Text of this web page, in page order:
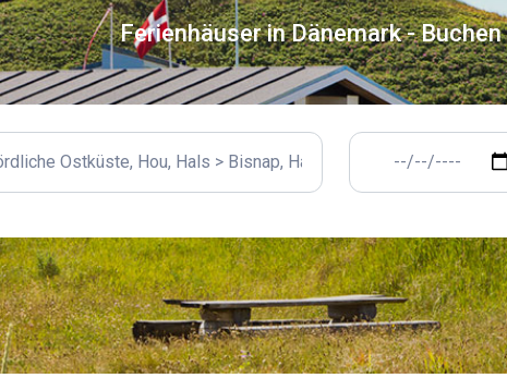
Ferienhäuser in Dänemark -